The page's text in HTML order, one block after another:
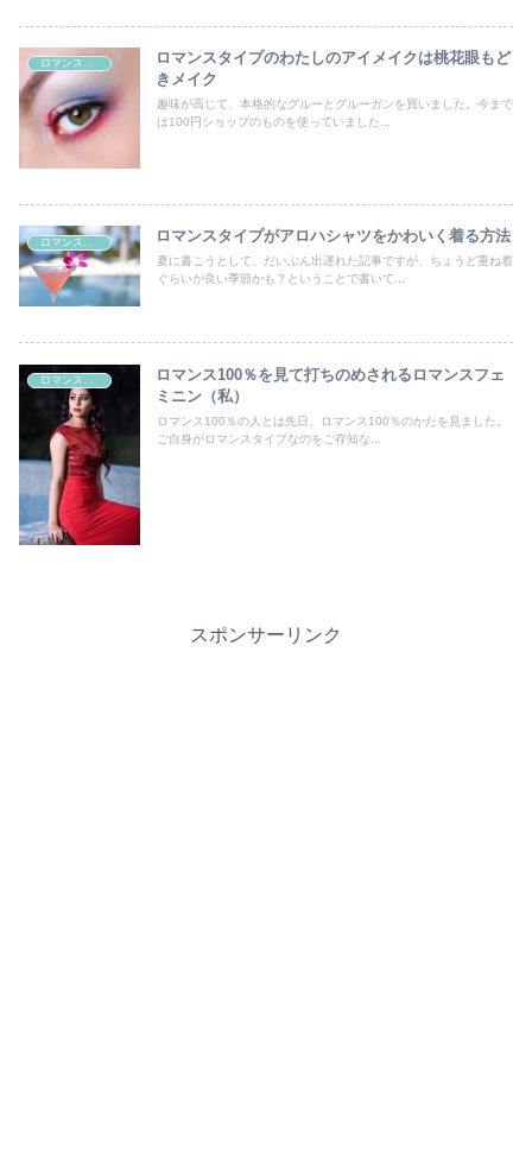
ロマンスタイプ
ロマンスタイプのわたしのアイメイクは桃花眼もど
きメイク
趣味が高じて、本格的なグルーとグルーガンを買いました。今まで
は100円ショップのものを使っていました...
ロマンスタイプがアロハシャツをかわいく着る方法
夏に書こうとして、だいぶん出遅れた記事ですが、ちょうど重ね着
ぐらいが良い季節かも？ということで書いて...
ロマンス100％を見て打ちのめされるロマンスフェ
ミニン（私）
ロマンス100％の人とは先日、ロマンス100％のかたを見ました。
ご自身がロマンスタイプなのをご存知な...
スポンサーリンク